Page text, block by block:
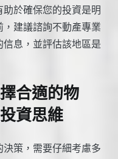
於確保您的投資是明
建議諮詢不動產專業
息，並評估該地區是
合適的物
資思維
策，需要仔細考慮多